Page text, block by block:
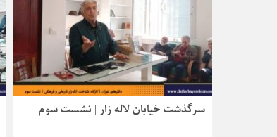
سرگذشت خیابان لاله‌ زار | نشست سوم